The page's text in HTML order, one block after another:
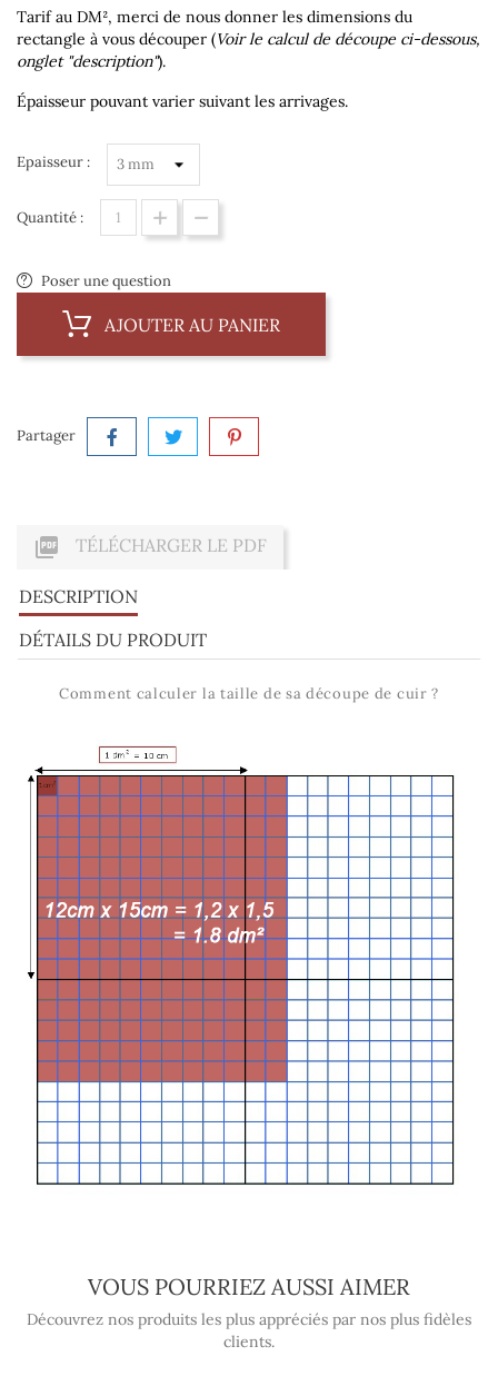
Tarif au DM², merci de nous donner les dimensions du
rectangle à vous découper (Voir le calcul de découpe ci-dessous,
onglet "description").
Épaisseur pouvant varier suivant les arrivages.
Epaisseur :
Quantité :
Poser une question
AJOUTER AU PANIER
Partager
 TÉLÉCHARGER LE PDF
DESCRIPTION
DÉTAILS DU PRODUIT
Comment calculer la taille de sa découpe de cuir ?
VOUS POURRIEZ AUSSI AIMER
Découvrez nos produits les plus appréciés par nos plus fidèles
clients.